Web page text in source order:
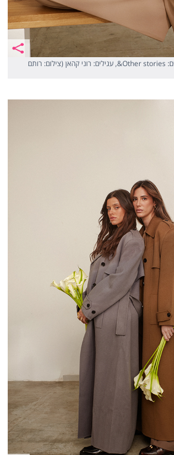
יובל – חולצה: זארה, מכנסיים: Other stories&, עגילים: רוני קהאן (צילום: רותם